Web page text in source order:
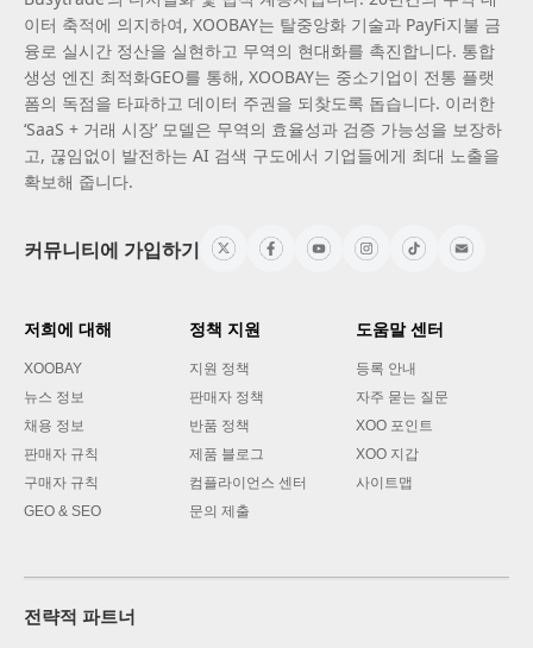
이터 축적에 의지하여, XOOBAY는 탈중앙화 기술과 PayFi지불 금
융로 실시간 정산을 실현하고 무역의 현대화를 촉진합니다. 통합
생성 엔진 최적화GEO를 통해, XOOBAY는 중소기업이 전통 플랫
폼의 독점을 타파하고 데이터 주권을 되찾도록 돕습니다. 이러한
‘SaaS + 거래 시장’ 모델은 무역의 효율성과 검증 가능성을 보장하
고, 끊임없이 발전하는 AI 검색 구도에서 기업들에게 최대 노출을
확보해 줍니다.
커뮤니티에 가입하기
저희에 대해
XOOBAY
뉴스 정보
채용 정보
판매자 규칙
구매자 규칙
GEO & SEO
정책 지원
지원 정책
판매자 정책
반품 정책
제품 블로그
컴플라이언스 센터
문의 제출
도움말 센터
등록 안내
자주 묻는 질문
XOO 포인트
XOO 지갑
사이트맵
전략적 파트너